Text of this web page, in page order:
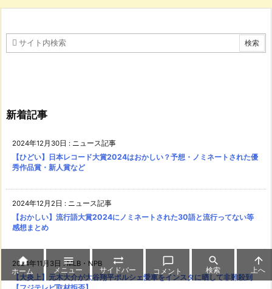
新着記事
2024年12月30日 : ニュース記事
【ひどい】日本レコード大賞2024はおかしい？予想・ノミネートされた優
秀作品賞・新人賞など
2024年12月2日 : ニュース記事
【おかしい】流行語大賞2024にノミネートされた30語と流行ってない等
感想まとめ
2024年11月3日 :MLB・NPB
【大炎上】元木大介が大谷翔平ポルシェ愛車をインスタに晒して非難殺到

ホーム

メニュー

サイドバー

コメント

検索

上へ